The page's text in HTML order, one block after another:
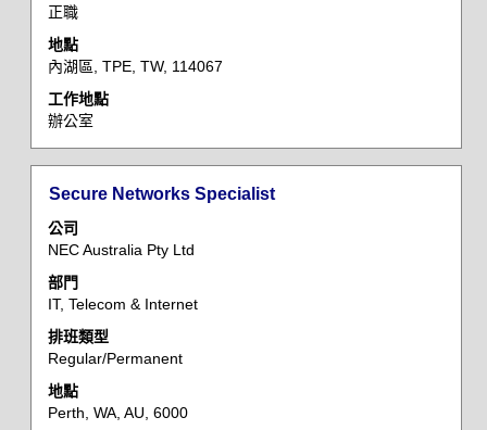
正職
地點
內湖區, TPE, TW, 114067
工作地點
辦公室
視
工
作
訊
的
內
容。
標
題
Secure Networks Specialist
公司
NEC Australia Pty Ltd
部門
IT, Telecom & Internet
排班類型
Regular/Permanent
地點
Perth, WA, AU, 6000
選
取
空
列
以
檢
視
工
作